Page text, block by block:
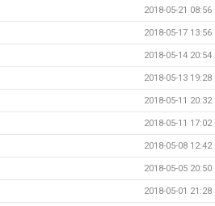
2018-05-21 08:56
2018-05-17 13:56
2018-05-14 20:54
2018-05-13 19:28
2018-05-11 20:32
2018-05-11 17:02
2018-05-08 12:42
2018-05-05 20:50
2018-05-01 21:28